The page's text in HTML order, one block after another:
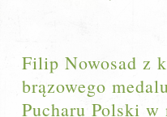
Filip Nowosad z
brązowego
Pucharu Polski w